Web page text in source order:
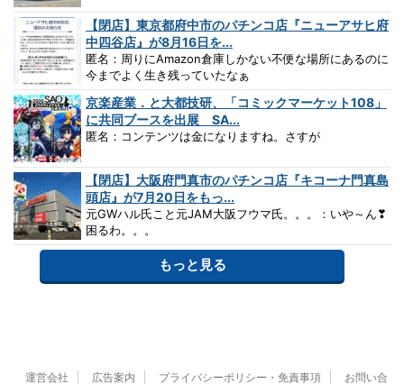
【閉店】東京都府中市のパチンコ店『ニューアサヒ府
中四谷店』が8月16日を...
匿名：周りにAmazon倉庫しかない不便な場所にあるのに
今までよく生き残っていたなぁ
京楽産業．と大都技研、「コミックマーケット108」
に共同ブースを出展 SA...
匿名：コンテンツは金になりますね。さすが
【閉店】大阪府門真市のパチンコ店『キコーナ門真島
頭店』が7月20日をもっ...
元GWハル氏こと元JAM大阪フウマ氏。。。：いや～ん❣
困るわ。。。
もっと見る
運営会社 広告案内 プライバシーポリシー・免責事項 お問い合